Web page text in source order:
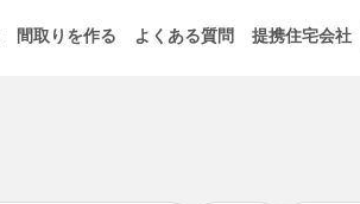
間取りを作る よくある質問 提携住宅会社